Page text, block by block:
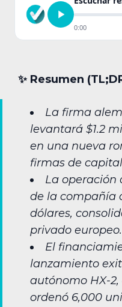
0:00
✨︎ Resumen
La firma
levantará $1.2
en una nueva
firmas de
La operación
de la compañía
dólares,
privado europeo.
El
lanzamiento
autónomo HX-
ordenó 6,000